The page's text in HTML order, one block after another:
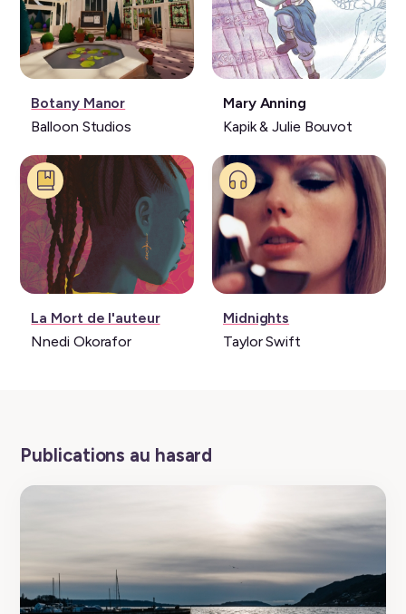
Jeu
vidéo:
Botany Manor
Balloon Studios
Livre:
Mary Anning
Kapik & Julie Bouvot
Livre:
La Mort de l'auteur
Nnedi Okorafor
Musique:
Midnights
Taylor Swift
Publications au hasard